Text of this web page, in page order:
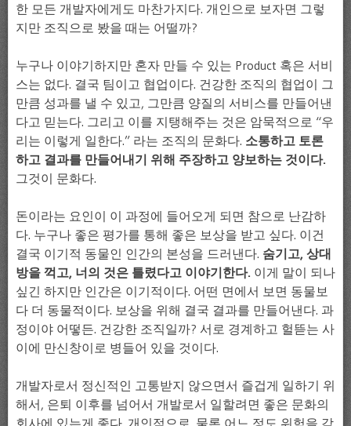
한 모든 개발자에게도 마찬가지다. 개인으로 보자면 그렇
지만 조직으로 봤을 때는 어떨까?
누구나 이야기하지만 혼자 만들 수 있는 Product 혹은 서비
스는 없다. 결국 팀이고 협업이다. 건강한 조직의 협업이 그
만큼 성과를 낼 수 있고, 그만큼 양질의 서비스를 만들어낸
다고 믿는다. 그리고 이를 지탱해주는 것은 암묵적으로 “우
리는 이렇게 일한다.” 라는 조직의 문화다. 소통하고 토론
하고 결과를 만들어내기 위해 주장하고 양보하는 것이다.
그것이 문화다.
돈이라는 요인이 이 과정에 들어오게 되면 참으로 난감하
다. 누구나 좋은 평가를 통해 좋은 보상을 받고 싶다. 이건
결국 이기적 동물인 인간의 본성을 드러낸다. 숨기고, 상대
방을 꺽고, 너의 것은 틀렸다고 이야기한다. 이게 말이 되나
싶긴 하지만 인간은 이기적이다. 어떤 면에서 보면 동물보
다 더 동물적이다. 보상을 위해 결국 결과를 만들어낸다. 과
정이야 어떻든. 건강한 조직일까? 서로 경계하고 헐뜯는 사
이에 만신창이로 병들어 있을 것이다.
개발자로서 정신적인 고통받지 않으면서 즐겁게 일하기 위
해서, 은퇴 이후를 넘어서 개발로서 일할려면 좋은 문화의